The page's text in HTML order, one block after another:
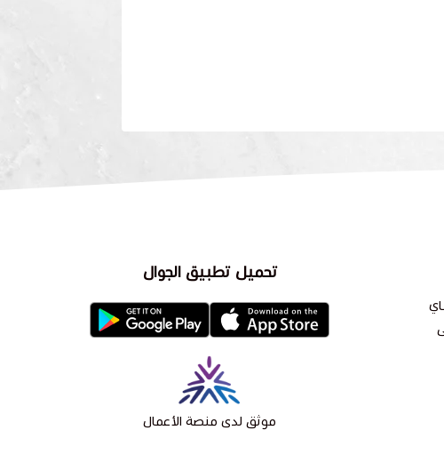
تحميل تطبيق الجوال
موثق لدى منصة الأعمال